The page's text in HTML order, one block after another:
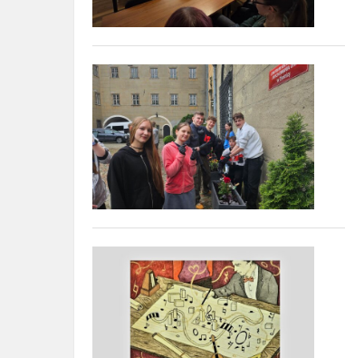
Tarptautinis
Erasmus+
projektas
„Green
Practices:
Nature
in...
Gimnazisčių
pasiekimai
tarptautiniame
konkurse